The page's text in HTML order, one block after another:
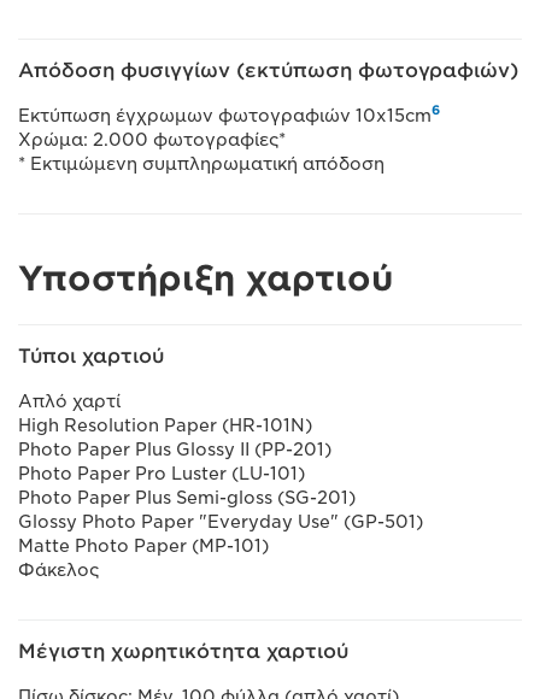
Απόδοση φυσιγγίων (εκτύπωση φωτογραφιών)
Εκτύπωση έγχρωμων φωτογραφιών 10x15cm6
Χρώμα: 2.000 φωτογραφίες*
* Εκτιμώμενη συμπληρωματική απόδοση
Υποστήριξη χαρτιού
Τύποι χαρτιού
Απλό χαρτί
High Resolution Paper (HR-101N)
Photo Paper Plus Glossy II (PP-201)
Photo Paper Pro Luster (LU-101)
Photo Paper Plus Semi-gloss (SG-201)
Glossy Photo Paper "Everyday Use" (GP-501)
Matte Photo Paper (MP-101)
Φάκελος
Μέγιστη χωρητικότητα χαρτιού